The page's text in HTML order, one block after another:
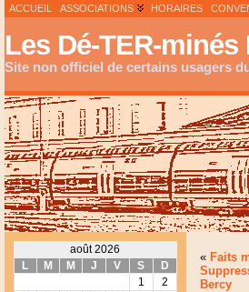
ACCUEIL ASSOCIATIONS HORAIRES
Les Dé-TER-
Site non officiel de certains usagers
août 2026
L
M M J V S
D
1
2
« Faits
Bercy